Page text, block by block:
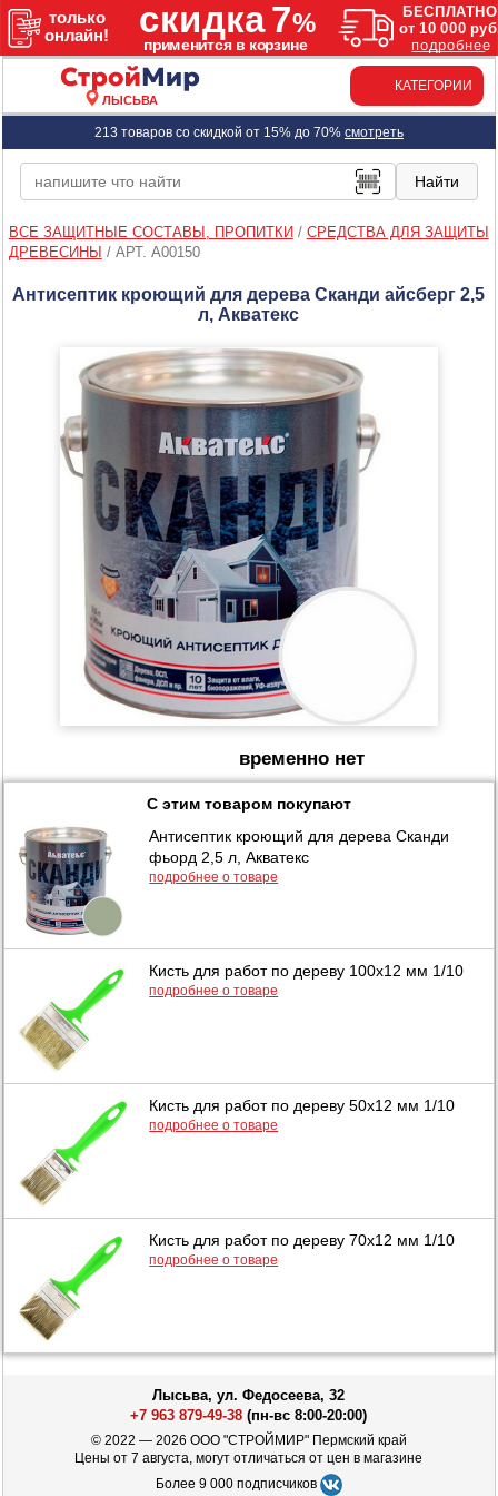
ЛЫСЬВА
КАТЕГОРИИ
213 товаров со скидкой от 15% до 70% смотреть
ВСЕ ЗАЩИТНЫЕ СОСТАВЫ, ПРОПИТКИ / СРЕДСТВА ДЛЯ ЗАЩИТЫ
ДРЕВЕСИНЫ / АРТ. A00150
Антисептик кроющий для дерева Сканди айсберг 2,5
л, Акватекс
временно нет
С этим товаром покупают
Антисептик кроющий для дерева Сканди
фьорд 2,5 л, Акватекс
подробнее о товаре
Кисть для работ по дереву 100х12 мм 1/10
подробнее о товаре
Кисть для работ по дереву 50х12 мм 1/10
подробнее о товаре
Кисть для работ по дереву 70х12 мм 1/10
подробнее о товаре
Лысьва, ул. Федосеева, 32
+7 963 879-49-38 (пн-вс 8:00-20:00)
© 2022 — 2026 ООО "СТРОЙМИР" Пермский край
Цены от 7 августа, могут отличаться от цен в магазине
Более 9 000 подписчиков